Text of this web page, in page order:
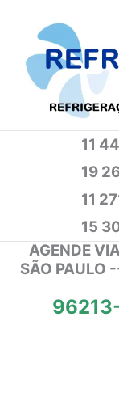
conteúdo
11
19
11
15
AGENDE
SÃO PAULO